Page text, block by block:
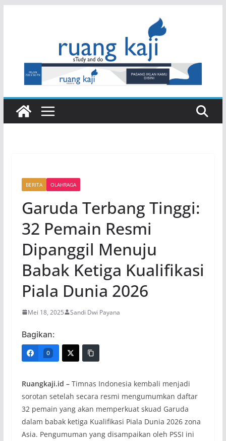
BERITA OLAHRAGA
Garuda Terbang Tinggi:
32 Pemain Resmi
Dipanggil Menuju
Babak Ketiga Kualifikasi
Piala Dunia 2026
Mei 18, 2025 Sandi Dwi Payana
Bagikan:
0
Ruangkaji.id –Timnas Indonesia kembali menjadi
sorotan setelah secara resmi mengumumkan daftar
32 pemain yang akan memperkuat skuad Garuda
dalam babak ketiga Kualifikasi Piala Dunia 2026 zona
Asia. Pengumuman yang disampaikan oleh PSSI ini